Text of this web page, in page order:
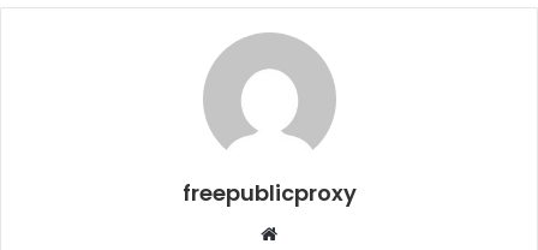
freepublicproxy
Web